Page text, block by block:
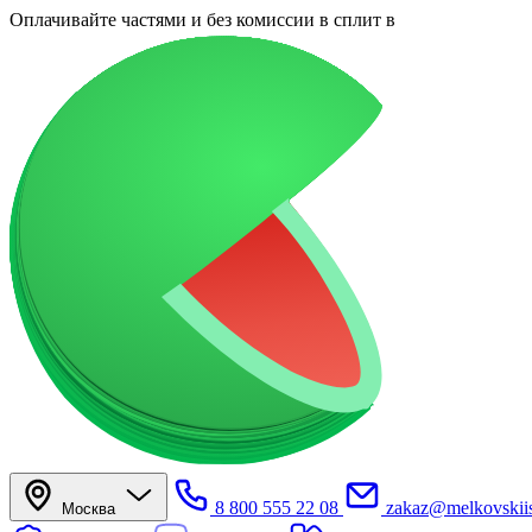
Оплачивайте частями и без комиссии в сплит в
Москва 8 800 555 22 08